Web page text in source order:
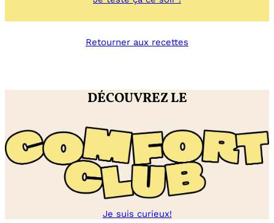
cream
/
Retourner aux recettes
DÉCOUVREZ LE
Je suis curieux!